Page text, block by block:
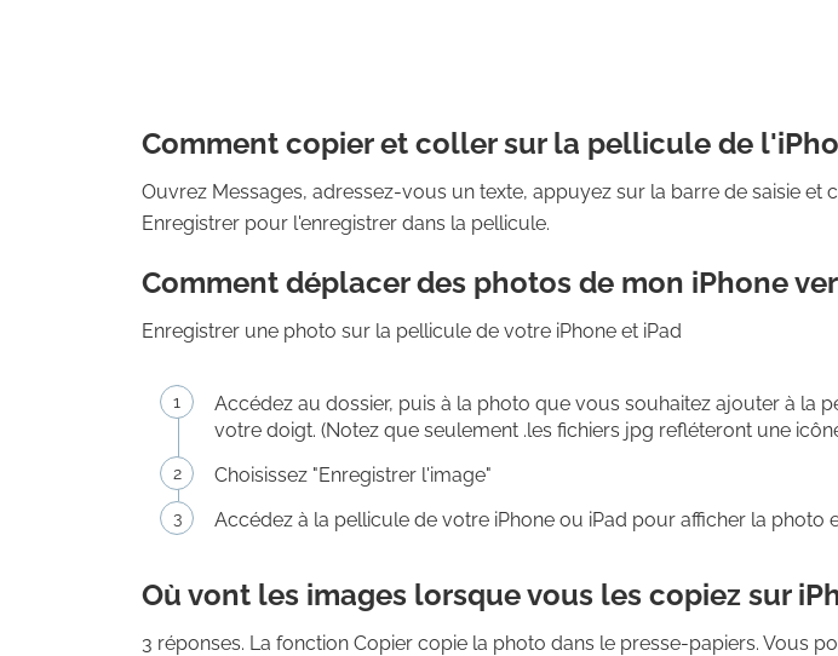
Comment copier et coller sur la pellicule de
Ouvrez Messages, adressez-vous un texte, appuyez sur la barre de saisie
Enregistrer pour l'enregistrer dans la pellicule.
Comment déplacer des photos de mon iPhone
Enregistrer une photo sur la pellicule de votre iPhone et iPad
Accédez au dossier, puis à la photo que vous souhaitez ajouter à la
votre doigt. (Notez que seulement .les fichiers jpg refléteront une
Choisissez "Enregistrer l'image"
Accédez à la pellicule de votre iPhone ou iPad pour afficher la photo
Où vont les images lorsque vous les copiez sur
3 réponses. La fonction Copier copie la photo dans le presse-papiers. Vous